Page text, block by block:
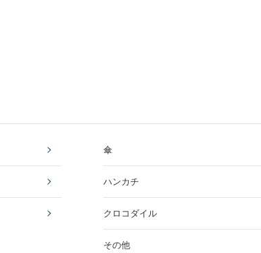
傘
ハンカチ
クロコダイル
その他